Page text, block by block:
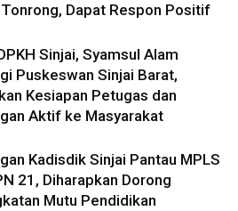
Tonrong, Dapat Respon Positif
Sinjai, Syamsul Alam
Puskeswan Sinjai Barat,
Kesiapan Petugas dan
Aktif ke Masyarakat
Kadisdik Sinjai Pantau MPLS
21, Diharapkan Dorong
Mutu Pendidikan